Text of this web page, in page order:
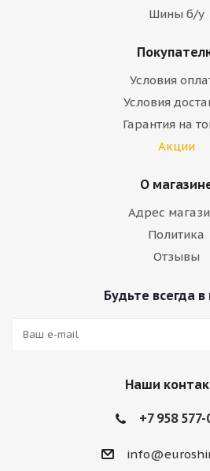
Шины б/у
Условия
Условия
Гарантия на
Акции
О
Адрес
Политика
Отзывы
Будьте всегда в
Наши
+7 958 577-